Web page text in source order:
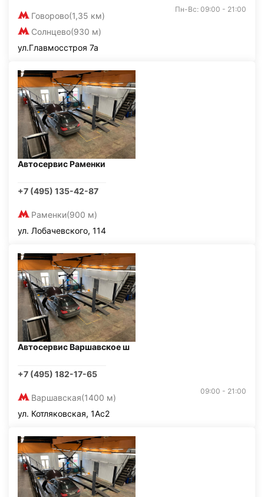
Говорово(1,35 км)
Солнцево(930 м)
Пн-Вс: 09:00 - 21:00
ул.Главмосстроя 7а
Автосервис Раменки
+7 (495) 135-42-87
Раменки(900 м)
ул. Лобачевского, 114
Автосервис Варшавское ш
+7 (495) 182-17-65
Варшавская(1400 м)
09:00 - 21:00
ул. Котляковская, 1Ас2